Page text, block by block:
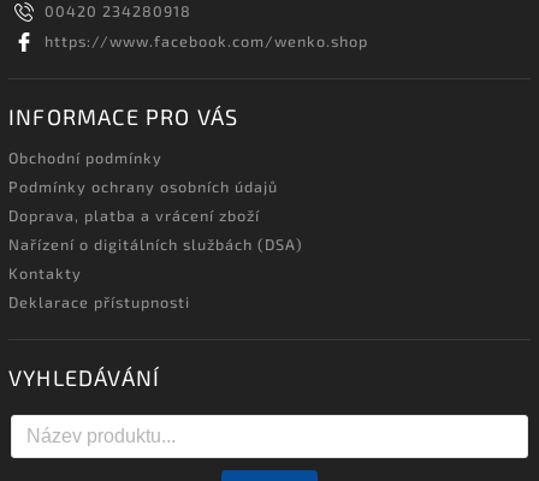
00420 234280918
https://www.facebook.com/wenko.shop
INFORMACE PRO VÁS
Obchodní podmínky
Podmínky ochrany osobních údajů
Doprava, platba a vrácení zboží
Nařízení o digitálních službách (DSA)
Kontakty
Deklarace přístupnosti
VYHLEDÁVÁNÍ